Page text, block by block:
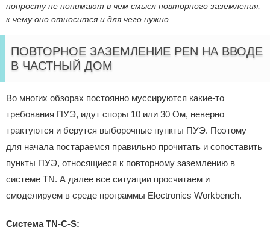
попросту не понимают в чем смысл повторного заземления,
к чему оно относится и для чего нужно.
ПОВТОРНОЕ ЗАЗЕМЛЕНИЕ PEN НА ВВОДЕ
В ЧАСТНЫЙ ДОМ
Во многих обзорах постоянно муссируются какие-то
требования ПУЭ, идут споры 10 или 30 Ом, неверно
трактуются и берутся выборочные пункты ПУЭ. Поэтому
для начала постараемся правильно прочитать и сопоставить
пункты ПУЭ, относящиеся к повторному заземлению в
системе TN. А далее все ситуации просчитаем и
смоделируем в среде программы Electronics Workbench.
Система TN-C-S: